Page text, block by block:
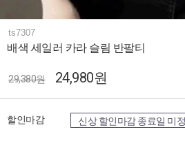
ts7307
배색 세일러 카라 슬림 반팔티
29,380원 24,980원
할인마감 신상 할인마감 종료일 미